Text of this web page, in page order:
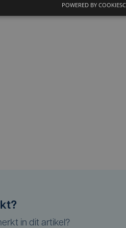
in dit artikel?
POWERED BY